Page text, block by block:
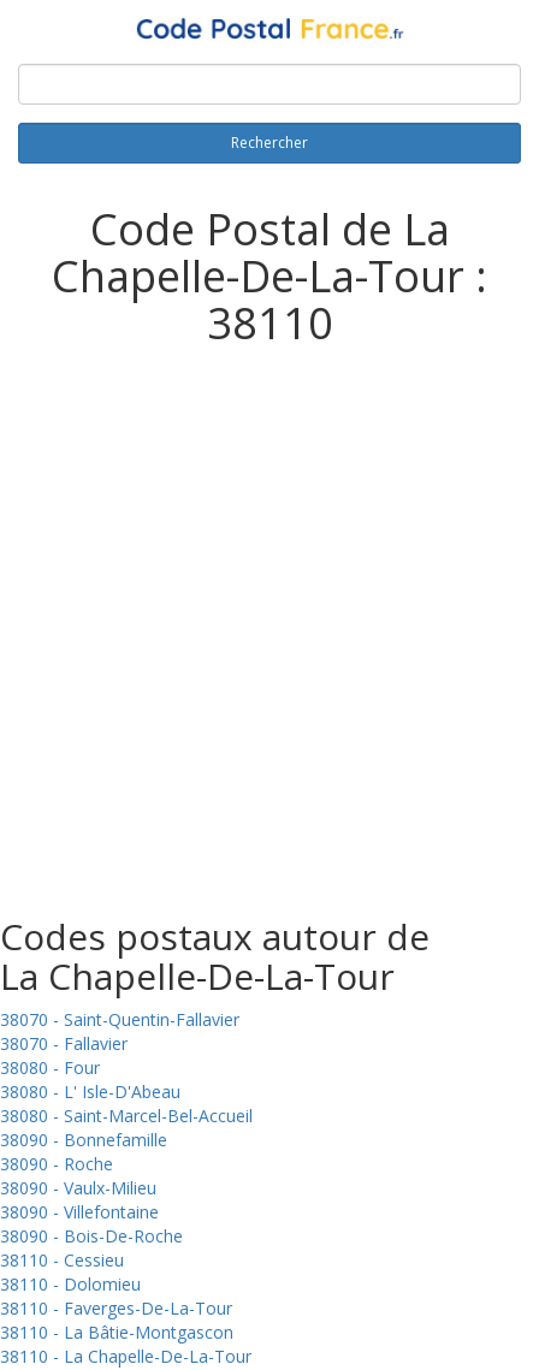
Rechercher
Code Postal de La
Chapelle-De-La-Tour :
38110
Codes postaux autour de
La Chapelle-De-La-Tour
38070 - Saint-Quentin-Fallavier
38070 - Fallavier
38080 - Four
38080 - L' Isle-D'Abeau
38080 - Saint-Marcel-Bel-Accueil
38090 - Bonnefamille
38090 - Roche
38090 - Vaulx-Milieu
38090 - Villefontaine
38090 - Bois-De-Roche
38110 - Cessieu
38110 - Dolomieu
38110 - Faverges-De-La-Tour
38110 - La Bâtie-Montgascon
38110 - La Chapelle-De-La-Tour